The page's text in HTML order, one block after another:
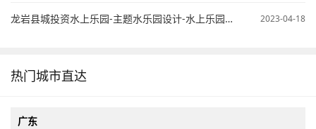
龙岩县城投资水上乐园-主题水乐园设计-水上乐园配套设备 2023-04-18
热门城市直达
广东